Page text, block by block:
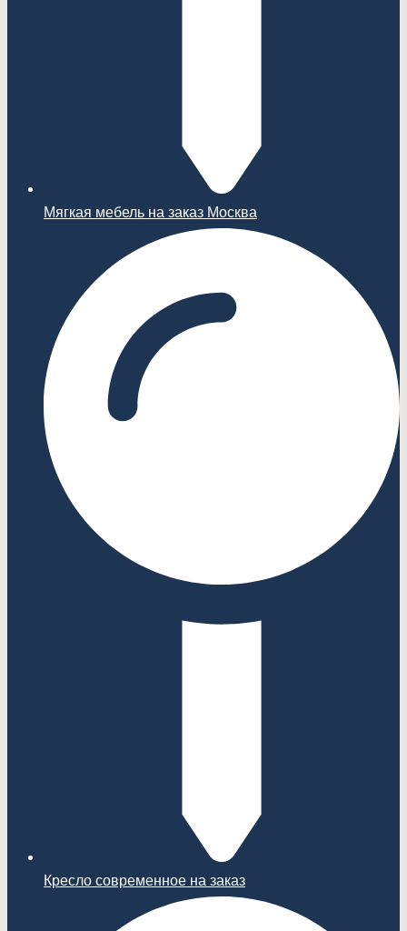
Мягкая мебель на заказ Москва
Кресло современное на заказ